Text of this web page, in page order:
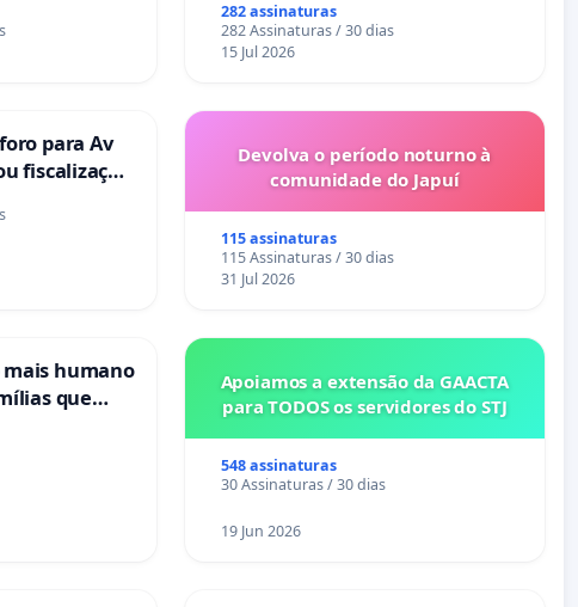
282 assinaturas
282 Assinaturas / 30 dias
15 Jul 2026
para Av
fiscalização
Devolva o período noturno à
comunidade do Japuí
115 assinaturas
115 Assinaturas / 30 dias
31 Jul 2026
humano
que
Apoiamos a extensão da GAACTA
para TODOS os servidores do STJ
548 assinaturas
30 Assinaturas / 30 dias
19 Jun 2026